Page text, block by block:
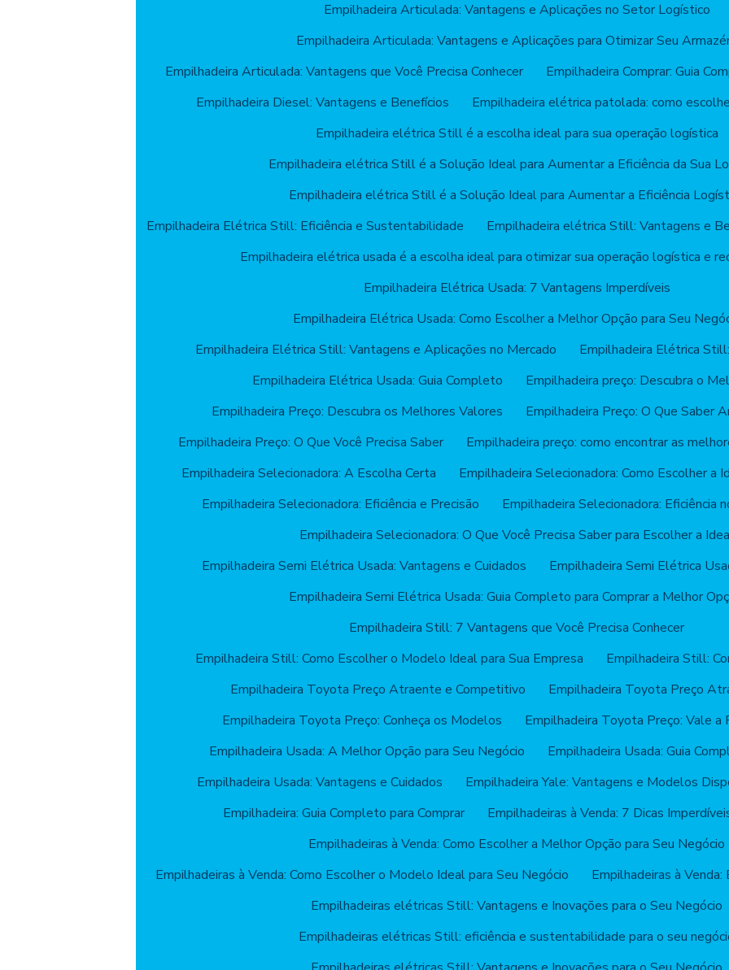
Empilhadeira Articulada: Vantagens e Aplicações no Setor Logístico
Empilhadeira Articulada: Vantagens e Aplicações para Otimizar Seu
Empilhadeira Articulada: Vantagens que Você Precisa Conhecer
Empilhadeira Comprar: Guia
Empilhadeira Diesel: Vantagens e Benefícios
Empilhadeira elétrica patolada: como
Empilhadeira elétrica Still é a escolha ideal para sua operação logística
Empilhadeira elétrica Still é a Solução Ideal para Aumentar a Eficiência da Sua
Empilhadeira elétrica Still é a Solução Ideal para Aumentar a Eficiência
Empilhadeira Elétrica Still: Eficiência e Sustentabilidade
Empilhadeira elétrica Still: Vantagens e
Empilhadeira elétrica usada é a escolha ideal para otimizar sua operação logística e
Empilhadeira Elétrica Usada: 7 Vantagens Imperdíveis
Empilhadeira Elétrica Usada: Como Escolher a Melhor Opção para Seu
Empilhadeira Elétrica Still: Vantagens e Aplicações no Mercado
Empilhadeira Elétrica
Empilhadeira Elétrica Usada: Guia Completo
Empilhadeira preço: Descubra o
Empilhadeira Preço: Descubra os Melhores Valores
Empilhadeira Preço: O Que Saber
Empilhadeira Preço: O Que Você Precisa Saber
Empilhadeira preço: como encontrar as
Empilhadeira Selecionadora: A Escolha Certa
Empilhadeira Selecionadora: Como Escolher a
Empilhadeira Selecionadora: Eficiência e Precisão
Empilhadeira Selecionadora: Eficiência
Empilhadeira Selecionadora: O Que Você Precisa Saber para Escolher a
Empilhadeira Semi Elétrica Usada: Vantagens e Cuidados
Empilhadeira Semi Elétrica
Empilhadeira Semi Elétrica Usada: Guia Completo para Comprar a Melhor
Empilhadeira Still: 7 Vantagens que Você Precisa Conhecer
Empilhadeira Still: Como Escolher o Modelo Ideal para Sua Empresa
Empilhadeira Still:
Empilhadeira Toyota Preço Atraente e Competitivo
Empilhadeira Toyota Preço
Empilhadeira Toyota Preço: Conheça os Modelos
Empilhadeira Toyota Preço: Vale a
Empilhadeira Usada: A Melhor Opção para Seu Negócio
Empilhadeira Usada: Guia
Empilhadeira Usada: Vantagens e Cuidados
Empilhadeira Yale: Vantagens e Modelos
Empilhadeira: Guia Completo para Comprar
Empilhadeiras à Venda: 7 Dicas
Empilhadeiras à Venda: Como Escolher a Melhor Opção para Seu Negócio
Empilhadeiras à Venda: Como Escolher o Modelo Ideal para Seu Negócio
Empilhadeiras à
Empilhadeiras elétricas Still: Vantagens e Inovações para o Seu Negócio
Empilhadeiras elétricas Still: eficiência e sustentabilidade para o seu